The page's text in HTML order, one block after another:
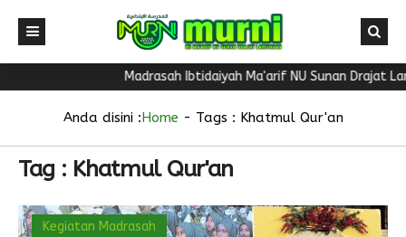
Madrasah Ibtidaiyah Ma'arif NU Sunan Drajat
Anda disini :Home - Tags : Khatmul Qur'an
Tag : Khatmul Qur'an
Kegiatan Madrasah